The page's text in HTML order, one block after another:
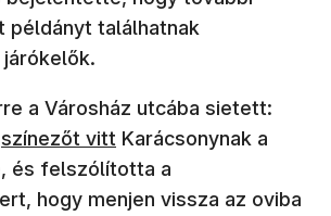
példányt találhatnak
a Városház utcába sietett:
színezőt vitt Karácsonynak a
és felszólította a
hogy menjen vissza az oviba